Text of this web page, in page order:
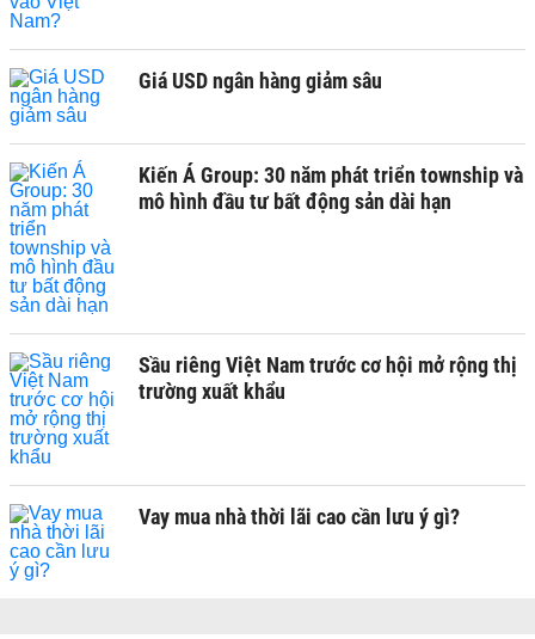
Giá USD ngân hàng giảm sâu
Kiến Á Group: 30 năm phát triển township và
mô hình đầu tư bất động sản dài hạn
Sầu riêng Việt Nam trước cơ hội mở rộng thị
trường xuất khẩu
Vay mua nhà thời lãi cao cần lưu ý gì?